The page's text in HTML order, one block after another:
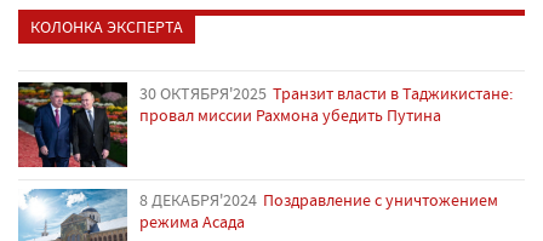
КОЛОНКА ЭКСПЕРТА
30 ОКТЯБРЯ'2025 Транзит власти в Таджикистане:
провал миссии Рахмона убедить Путина
8 ДЕКАБРЯ'2024 Поздравление с уничтожением
режима Асада